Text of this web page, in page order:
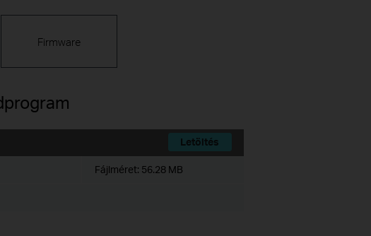
Firmware
Letöltés
Fájlméret: 56.28 MB